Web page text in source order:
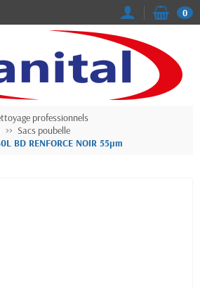
0
professionnels
Sacs poubelle
BD RENFORCE NOIR 55µm